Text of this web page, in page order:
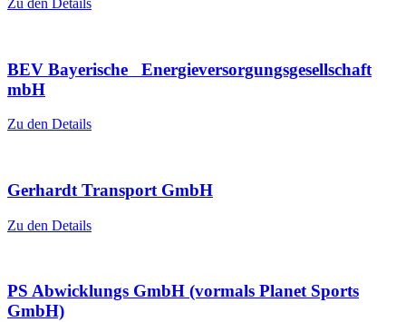
BEV Bayerische Energieversorgungsgesellschaft
mbH
Zu den Details
Gerhardt Transport GmbH
Zu den Details
PS Abwicklungs GmbH (vormals Planet Sports
GmbH)